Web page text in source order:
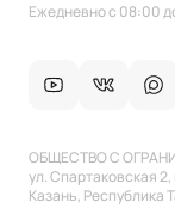
Ежедневно с 08:00
ОБЩЕСТВО С
ул. Спартаковская
Казань, Республика